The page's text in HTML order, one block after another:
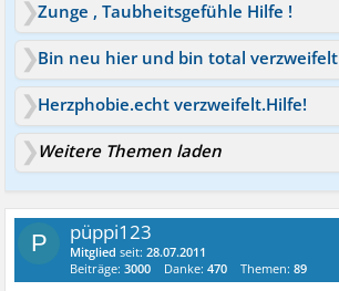
Zunge , Taubheitsgefühle Hilfe !
Bin neu hier und bin total verzweifelt
Herzphobie.echt verzweifelt.Hilfe!
Weitere Themen laden
P püppi123
Mitglied seit:28.07.2011
Beiträge:3000 Danke:470 Themen:89